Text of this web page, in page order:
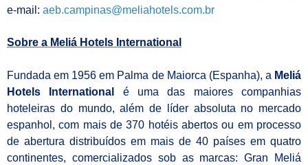
e-mail: aeb.campinas@meliahotels.com.br
Sobre a Meliá Hotels International
Fundada em 1956 em Palma de Maiorca (Espanha), a Meliá
Hotels International é uma das maiores companhias
hoteleiras do mundo, além de líder absoluta no mercado
espanhol, com mais de 370 hotéis abertos ou em processo
de abertura distribuídos em mais de 40 países em quatro
continentes, comercializados sob as marcas: Gran Meliá